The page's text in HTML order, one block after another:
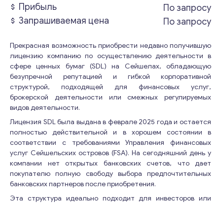
Прибыль
По запросу
Запрашиваемая цена
По запросу
Прекрасная возможность приобрести недавно получившую
лицензию компанию по осуществлению деятельности в
сфере ценных бумаг (SDL) на Сейшелах, обладающую
безупречной репутацией и гибкой корпоративной
структурой, подходящей для финансовых услуг,
брокерской деятельности или смежных регулируемых
видов деятельности.
Лицензия SDL была выдана в феврале 2025 года и остается
полностью действительной и в хорошем состоянии в
соответствии с требованиями Управления финансовых
услуг Сейшельских островов (FSA). На сегодняшний день у
компании нет открытых банковских счетов, что дает
покупателю полную свободу выбора предпочтительных
банковских партнеров после приобретения.
Эта структура идеально подходит для инвесторов или